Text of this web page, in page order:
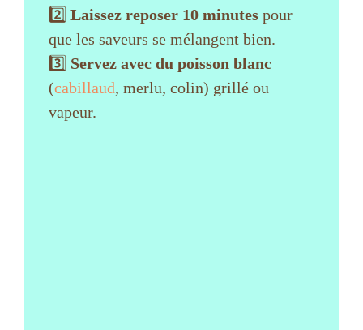
2️⃣ Laissez reposer 10 minutes pour
que les saveurs se mélangent bien.
3️⃣ Servez avec du poisson blanc
(cabillaud, merlu, colin) grillé ou
vapeur.